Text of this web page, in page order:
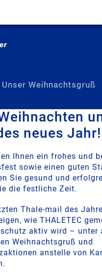
Unser Weihnachtsgruß
neues Jahr!
Ihnen ein frohes und
sowie einen guten
Sie gesund und
die festliche Zeit.
Thale-mail des
wie THALETEC
aktiv wird – unter
Weihnachtsgruß und
anstelle von